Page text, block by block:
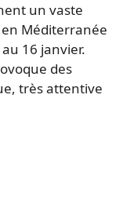
un vaste
Méditerranée
16 janvier.
des
très attentive